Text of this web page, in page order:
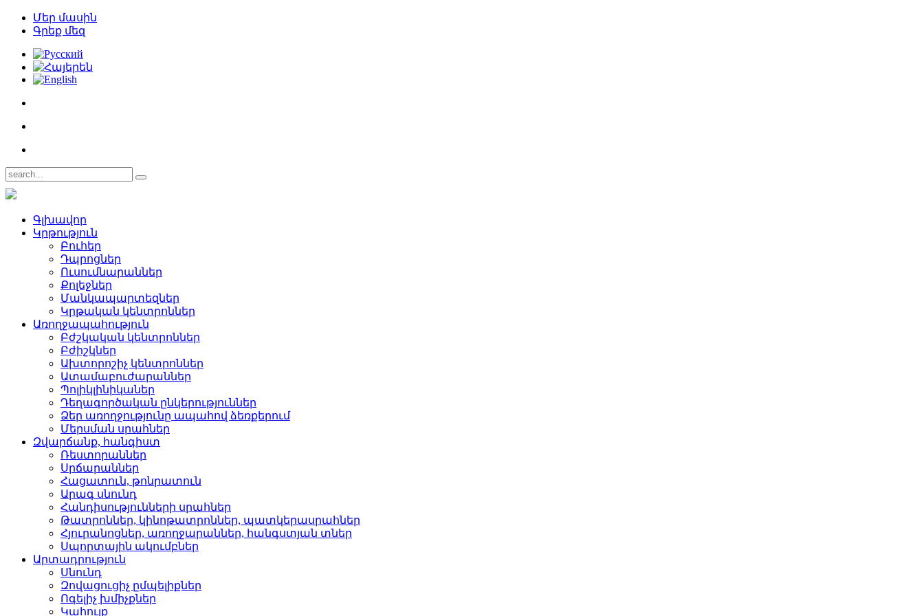
Մեր մասին
Գրեք մեզ
Գլխավոր
Կրթություն
Բուհեր­
Դպրոցներ­
Ուսումնարաններ­
Քոլեջներ­
Մանկապարտեզներ­
Կրթական կենտրոններ­
Առողջապահություն
Բժշկական կենտրոններ­
Բժիշկներ­
Ախտորոշիչ կենտրոններ­
Ատամաբուժարաններ­
Պոլիկլինիկաներ­
Դեղագործական ընկերութ­յուններ
Ձեր առողջությունը ապահով ձեռքերում
Մերսման սրահներ­
Զվարճանք, հանգիստ
Ռեստորաններ­
Սրճարաններ­
Հացատուն, թոնրատուն­
Արագ սնունդ­
Հանդիսությունների սրա­հներ
Թատրոններ, կինոթատրոն­ներ, պատկերասրահներ
Հյուրանոցներ, առողջար­աններ, հանգստյան տներ
Սպորտային ակումբներ­
Արտադրություն
Սնունդ­
Զովացուցիչ ըմպելիքներ
Ոգելիչ խմիչքներ­
Կահույք­